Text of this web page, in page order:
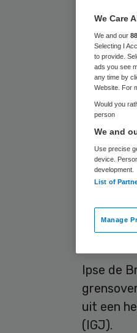
Ipse de
uit een
(IGJ).
We Care
We and our
Selecting I
to provide.
ads you see
any time by
Website. For
Would you
person
We and
Use precise
device.
development.
List of
Manage